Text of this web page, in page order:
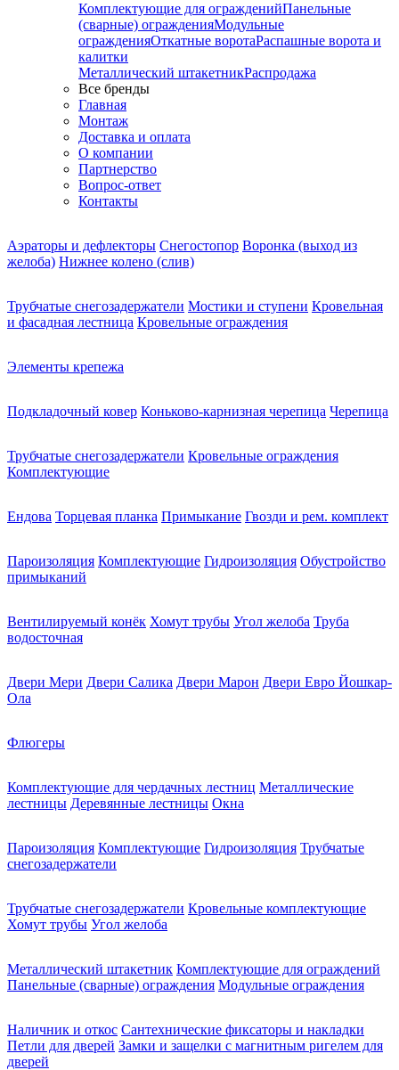
Комплектующие для огражденийПанельные
(сварные) огражденияМодульные
огражденияОткатные воротаРаспашные ворота и
калитки
Металлический штакетникРаспродажа
Все бренды
Главная
Монтаж
Доставка и оплата
О компании
Партнерство
Вопрос-ответ
Контакты
Аэраторы и дефлекторы Снегостопор Воронка (выход из
желоба) Нижнее колено (слив)
Трубчатые снегозадержатели Мостики и ступени Кровельная
и фасадная лестница Кровельные ограждения
Элементы крепежа
Подкладочный ковер Коньково-карнизная черепица Черепица
Трубчатые снегозадержатели Кровельные ограждения
Комплектующие
Ендова Торцевая планка Примыкание Гвозди и рем. комплект
Пароизоляция Комплектующие Гидроизоляция Обустройство
примыканий
Вентилируемый конёк Хомут трубы Угол желоба Труба
водосточная
Двери Мери Двери Салика Двери Марон Двери Евро Йошкар-
Ола
Флюгеры
Комплектующие для чердачных лестниц Металлические
лестницы Деревянные лестницы Окна
Пароизоляция Комплектующие Гидроизоляция Трубчатые
снегозадержатели
Трубчатые снегозадержатели Кровельные комплектующие
Хомут трубы Угол желоба
Металлический штакетник Комплектующие для ограждений
Панельные (сварные) ограждения Модульные ограждения
Наличник и откос Сантехнические фиксаторы и накладки
Петли для дверей Замки и защелки с магнитным ригелем для
дверей